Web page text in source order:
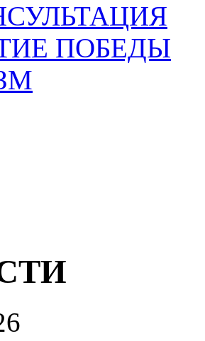
ПОБЕДЫ